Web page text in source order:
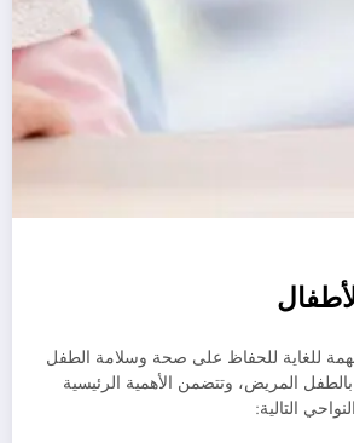
للغاية للحفاظ على صحة وسلامة الطفل
المريض، وتتضمن الأهمية الرئيسية
التالية: